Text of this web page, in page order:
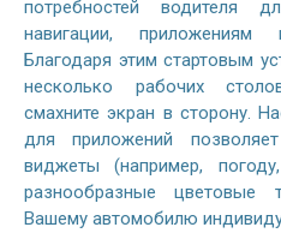
потребностей водителя
навигации,
Благодаря этим стартовым
несколько рабочих
смахните экран в сторону.
для приложений
виджеты (например,
разнообразные цветовые
Вашему автомобилю